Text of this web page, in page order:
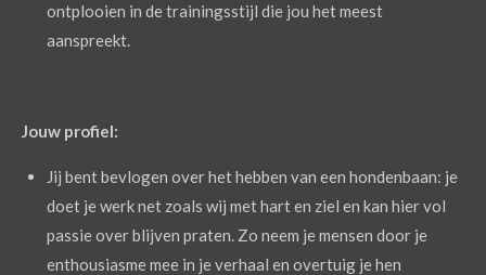
ontplooien in de trainingsstijl die jou het meest
aanspreekt.
Jouw profiel:
Jij bent bevlogen over het hebben van een hondenbaan: je
doet je werk net zoals wij met hart en ziel en kan hier vol
passie over blijven praten. Zo neem je mensen door je
enthousiasme mee in je verhaal en overtuig je hen